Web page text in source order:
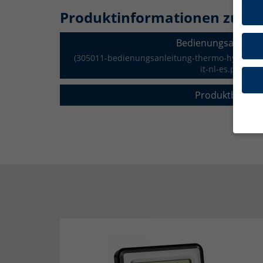
Produktinformationen zum
Bedienungsanleitung
(305011-bedienungsanleitung-thermo-
it-nl-es.pdf)
Produktblatt